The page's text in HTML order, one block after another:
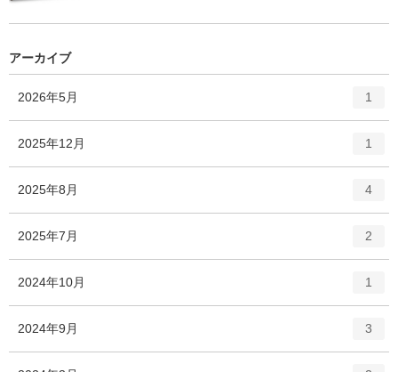
アーカイブ
2026年5月
リ
ー
1
2025年12月
ー
1
2025年8月
ー
数
4
2025年7月
リ
ー
2
2024年10月
ー
1
2024年9月 3